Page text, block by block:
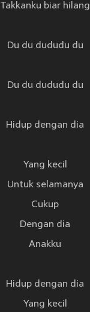
Takkanku biar hilang
Du du dududu du
Du du dududu du
Hidup dengan dia
Yang kecil
Untuk selamanya
Cukup
Dengan dia
Anakku
Hidup dengan dia
Yang kecil